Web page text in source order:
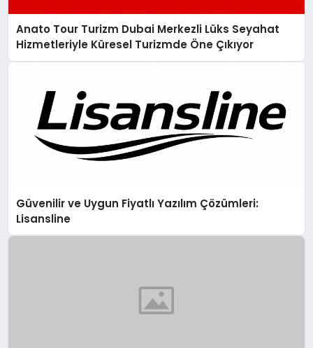
Anato Tour Turizm Dubai Merkezli Lüks Seyahat
Hizmetleriyle Küresel Turizmde Öne Çıkıyor
Güvenilir ve Uygun Fiyatlı Yazılım Çözümleri:
Lisansline